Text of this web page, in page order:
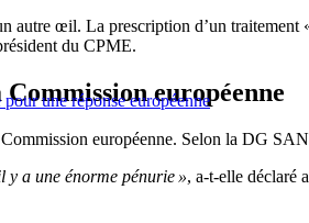
autre œil. La prescription d’un traitement
du CPME.
une réponse européenneeuropéenne
européenne. Selon la DG
y a une énorme pénurie », a-t-elle déclaré